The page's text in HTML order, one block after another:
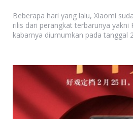
Beberapa hari yang lalu, Xiaomi
rilis dari perangkat terbarunya yakni
kabarnya diumumkan pada tanggal